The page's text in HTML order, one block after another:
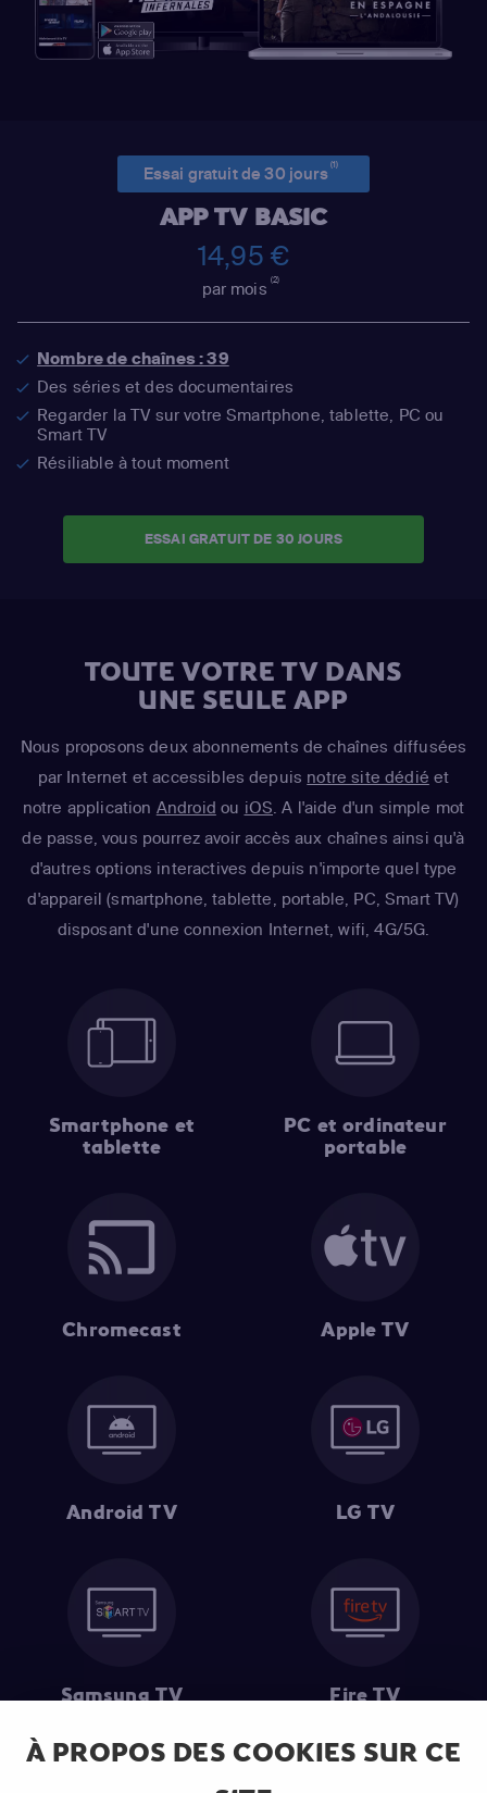
À PROPOS DES COOKIES SUR CE
Essai gratuit de 30 jours(1)
APP TV BASIC
14,95 €
par mois(2)
Nombre de chaînes : 39
Des séries et des documentaires
Regarder la TV sur votre Smartphone, tablette, PC ou
Smart TV
Résiliable à tout moment
ESSAI GRATUIT DE 30 JOURS
TOUTE VOTRE TV DANS
UNE SEULE APP
Nous proposons deux abonnements de chaînes diffusées
par Internet et accessibles depuis notre site dédié et
notre application Android ou iOS. A l'aide d'un simple mot
de passe, vous pourrez avoir accès aux chaînes ainsi qu'à
d'autres options interactives depuis n'importe quel type
d'appareil (smartphone, tablette, portable, PC, Smart TV)
disposant d'une connexion Internet, wifi, 4G/5G.
Smartphone et
tablette
PC et ordinateur
portable
Chromecast Apple TV
Android TV LG TV
Samsung TV Fire TV